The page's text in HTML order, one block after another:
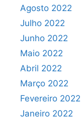
Agosto 2022
Julho 2022
Junho 2022
Maio 2022
Abril 2022
Março 2022
Fevereiro 2022
Janeiro 2022